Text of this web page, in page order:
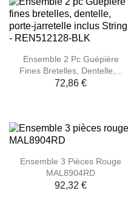
Ensemble 2 Pc Guépière
Fines Bretelles, Dentelle,...
72,86 €
Ensemble 3 Pièces Rouge
MAL8904RD
92,32 €